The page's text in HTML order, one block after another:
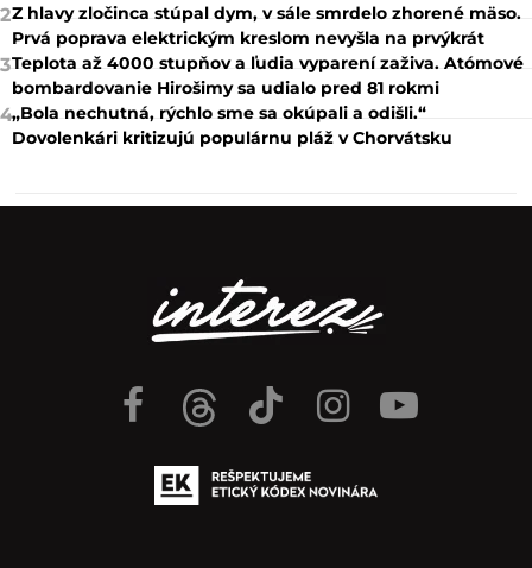
2Z hlavy zločinca stúpal dym, v sále smrdelo zhorené mäso.
Prvá poprava elektrickým kreslom nevyšla na prvýkrát
3Teplota až 4000 stupňov a ľudia vyparení zaživa. Atómové
bombardovanie Hirošimy sa udialo pred 81 rokmi
4„Bola nechutná, rýchlo sme sa okúpali a odišli.“
Dovolenkári kritizujú populárnu pláž v Chorvátsku